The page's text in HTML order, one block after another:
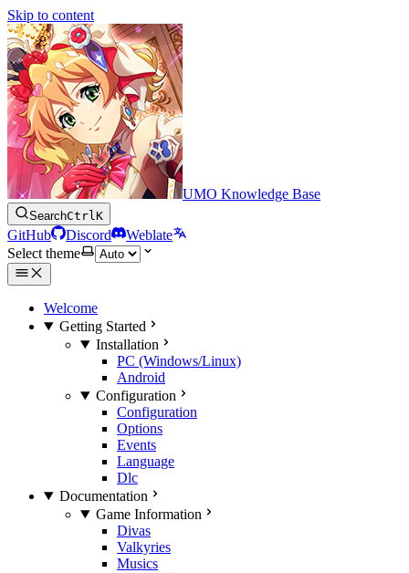
Skip to content
UMO Knowledge Base
SearchCtrlK
GitHub Discord
Weblate
Select theme
Welcome
Getting Started
Installation
PC (Windows/Linux)
Android
Configuration
Configuration
Options
Events
Language
Dlc
Documentation
Game Information
Divas
Valkyries
Musics